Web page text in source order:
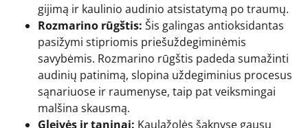
gijimą ir kaulinio audinio atsistatymą po traumų.
Rozmarino rūgštis: Šis galingas antioksidantas
pasižymi stipriomis priešuždegiminėmis
savybėmis. Rozmarino rūgštis padeda sumažinti
audinių patinimą, slopina uždegiminius procesus
sąnariuose ir raumenyse, taip pat veiksmingai
malšina skausmą.
Gleivės ir taninai: Kaulažolės šaknyse gausu